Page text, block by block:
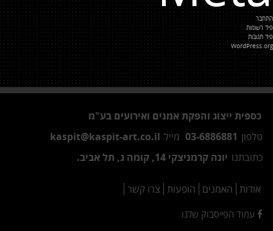
התחבר
פיד רשומות
פיד תגובות
WordPress.org
כספית ייצוג והפקת אמנים ואירועים בע"מ
טלפון 03-6886881 מייל kaspit@kaspit-art.co.il
כתובתנו יונה קרמניצקי 14, קומה ג, תל אביב.
אודות האמנים הופעות צרו קשר
עמוד הפייסבוק שלנו